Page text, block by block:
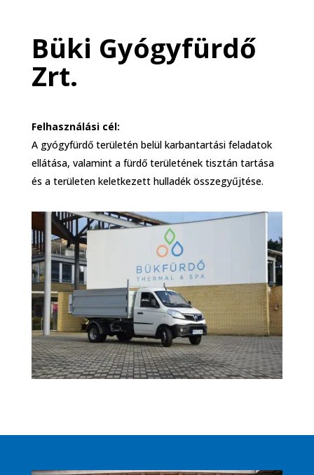
Büki Gyógyfürdő
Zrt.
Felhasználási cél:
A gyógyfürdő területén belül karbantartási feladatok
ellátása, valamint a fürdő területének tisztán tartása
és a területen keletkezett hulladék összegyűjtése.